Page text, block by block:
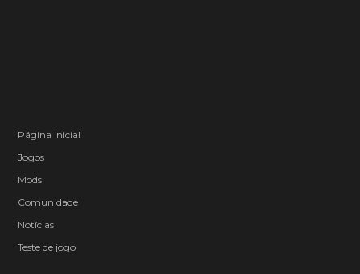
Página inicial
Jogos
Mods
Comunidade
Notícias
Teste de jogo